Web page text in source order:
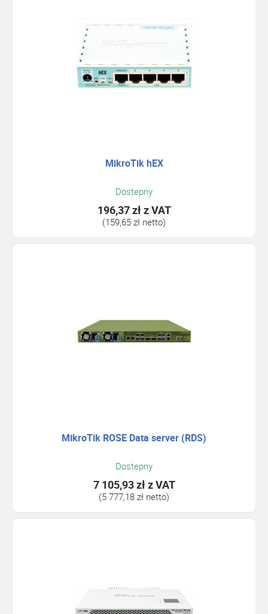
MikroTik hEX
Dostepny
196,37 złz VAT
(159,65 zł netto)
MikroTik ROSE Data server (RDS)
Dostepny
7 105,93 złz VAT
(5 777,18 zł netto)